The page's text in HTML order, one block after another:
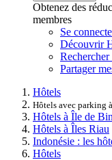
Obtenez des
membres
Se
Découvrir
Rechercher
Partager
Hôtels
Hôtels avec parking
Hôtels à Île de
Hôtels à Îles Riau
Indonésie : les
Hôtels